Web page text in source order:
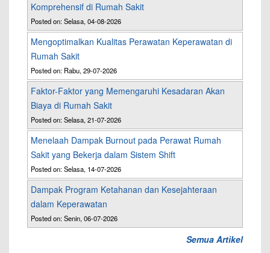
Komprehensif di Rumah Sakit
Posted on: Selasa, 04-08-2026
Mengoptimalkan Kualitas Perawatan Keperawatan di
Rumah Sakit
Posted on: Rabu, 29-07-2026
Faktor-Faktor yang Memengaruhi Kesadaran Akan
Biaya di Rumah Sakit
Posted on: Selasa, 21-07-2026
Menelaah Dampak Burnout pada Perawat Rumah
Sakit yang Bekerja dalam Sistem Shift
Posted on: Selasa, 14-07-2026
Dampak Program Ketahanan dan Kesejahteraan
dalam Keperawatan
Posted on: Senin, 06-07-2026
Semua Artikel